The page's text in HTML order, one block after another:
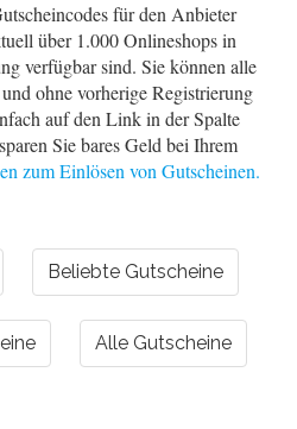
für den Anbieter
über 1.000 Onlineshops in
verfügbar sind. Sie können alle
ohne vorherige Registrierung
auf den Link in der Spalte
Sie bares Geld bei Ihrem
zum Einlösen von Gutscheinen.
Beliebte Gutscheine
Alle Gutscheine